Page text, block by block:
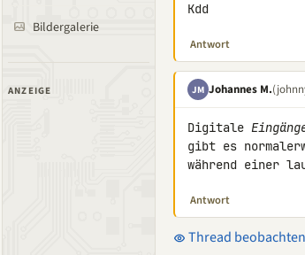
Bildergalerie
ANZEIGE
Kdd
Antwort
JM Johannes M.
Digitale
gibt es
während einer
Antwort
Thread beobachten